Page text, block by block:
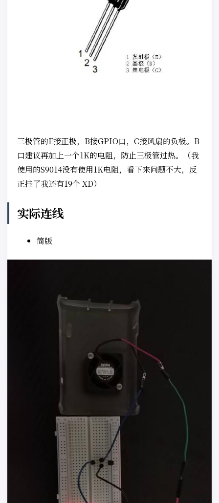
三极管的E接正极，B接GPIO口，C接风扇的负极。B
口建议再加上一个1K的电阻，防止三极管过热。（我
使用的S9014没有使用1K电阻，看下来问题不大，反
正挂了我还有19个 XD）
实际连线
简版